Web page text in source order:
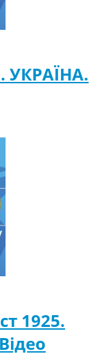
УКРАЇНА.
1925.